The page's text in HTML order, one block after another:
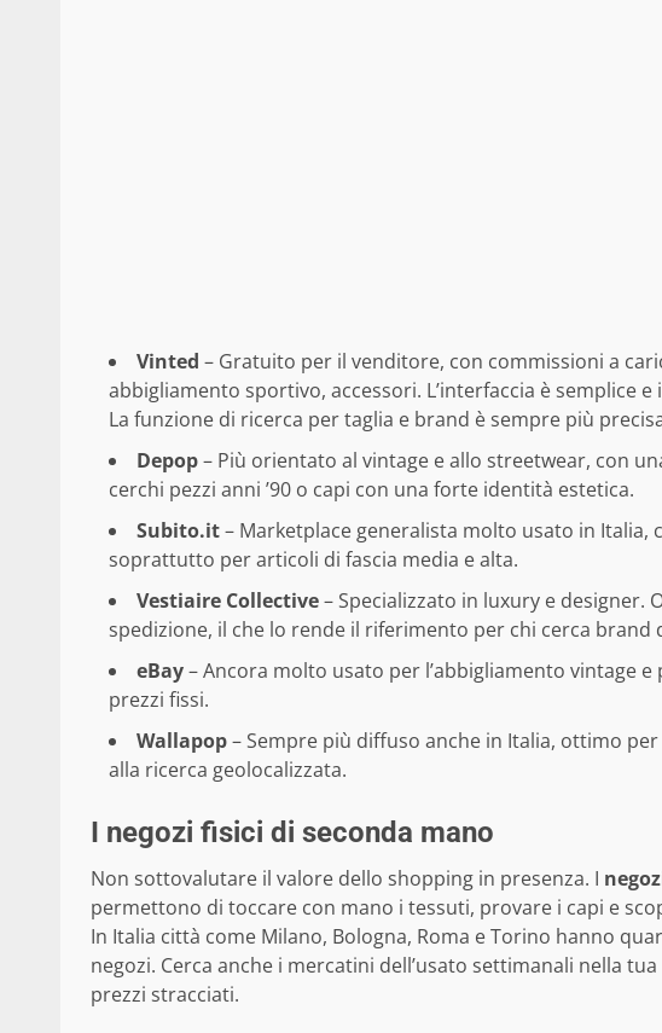
Vinted – Gratuito per il venditore, con commissioni a
abbigliamento sportivo, accessori. L’interfaccia è semplice
La funzione di ricerca per taglia e brand è sempre più
Depop– Più orientato al vintage e allo streetwear, con
cerchi pezzi anni ’90 o capi con una forte identità estetica.
Subito.it– Marketplace generalista molto usato in Italia,
soprattutto per articoli di fascia media e alta.
Vestiaire Collective– Specializzato in luxury e designer.
spedizione, il che lo rende il riferimento per chi cerca brand
eBay– Ancora molto usato per l’abbigliamento vintage
prezzi fissi.
Wallapop– Sempre più diffuso anche in Italia, ottimo
alla ricerca geolocalizzata.
I negozi fisici di seconda mano
Non sottovalutare il valore dello shopping in presenza. I
permettono di toccare con mano i tessuti, provare i capi e
In Italia città come Milano, Bologna, Roma e Torino hanno
negozi. Cerca anche i mercatini dell’usato settimanali nella
prezzi stracciati.